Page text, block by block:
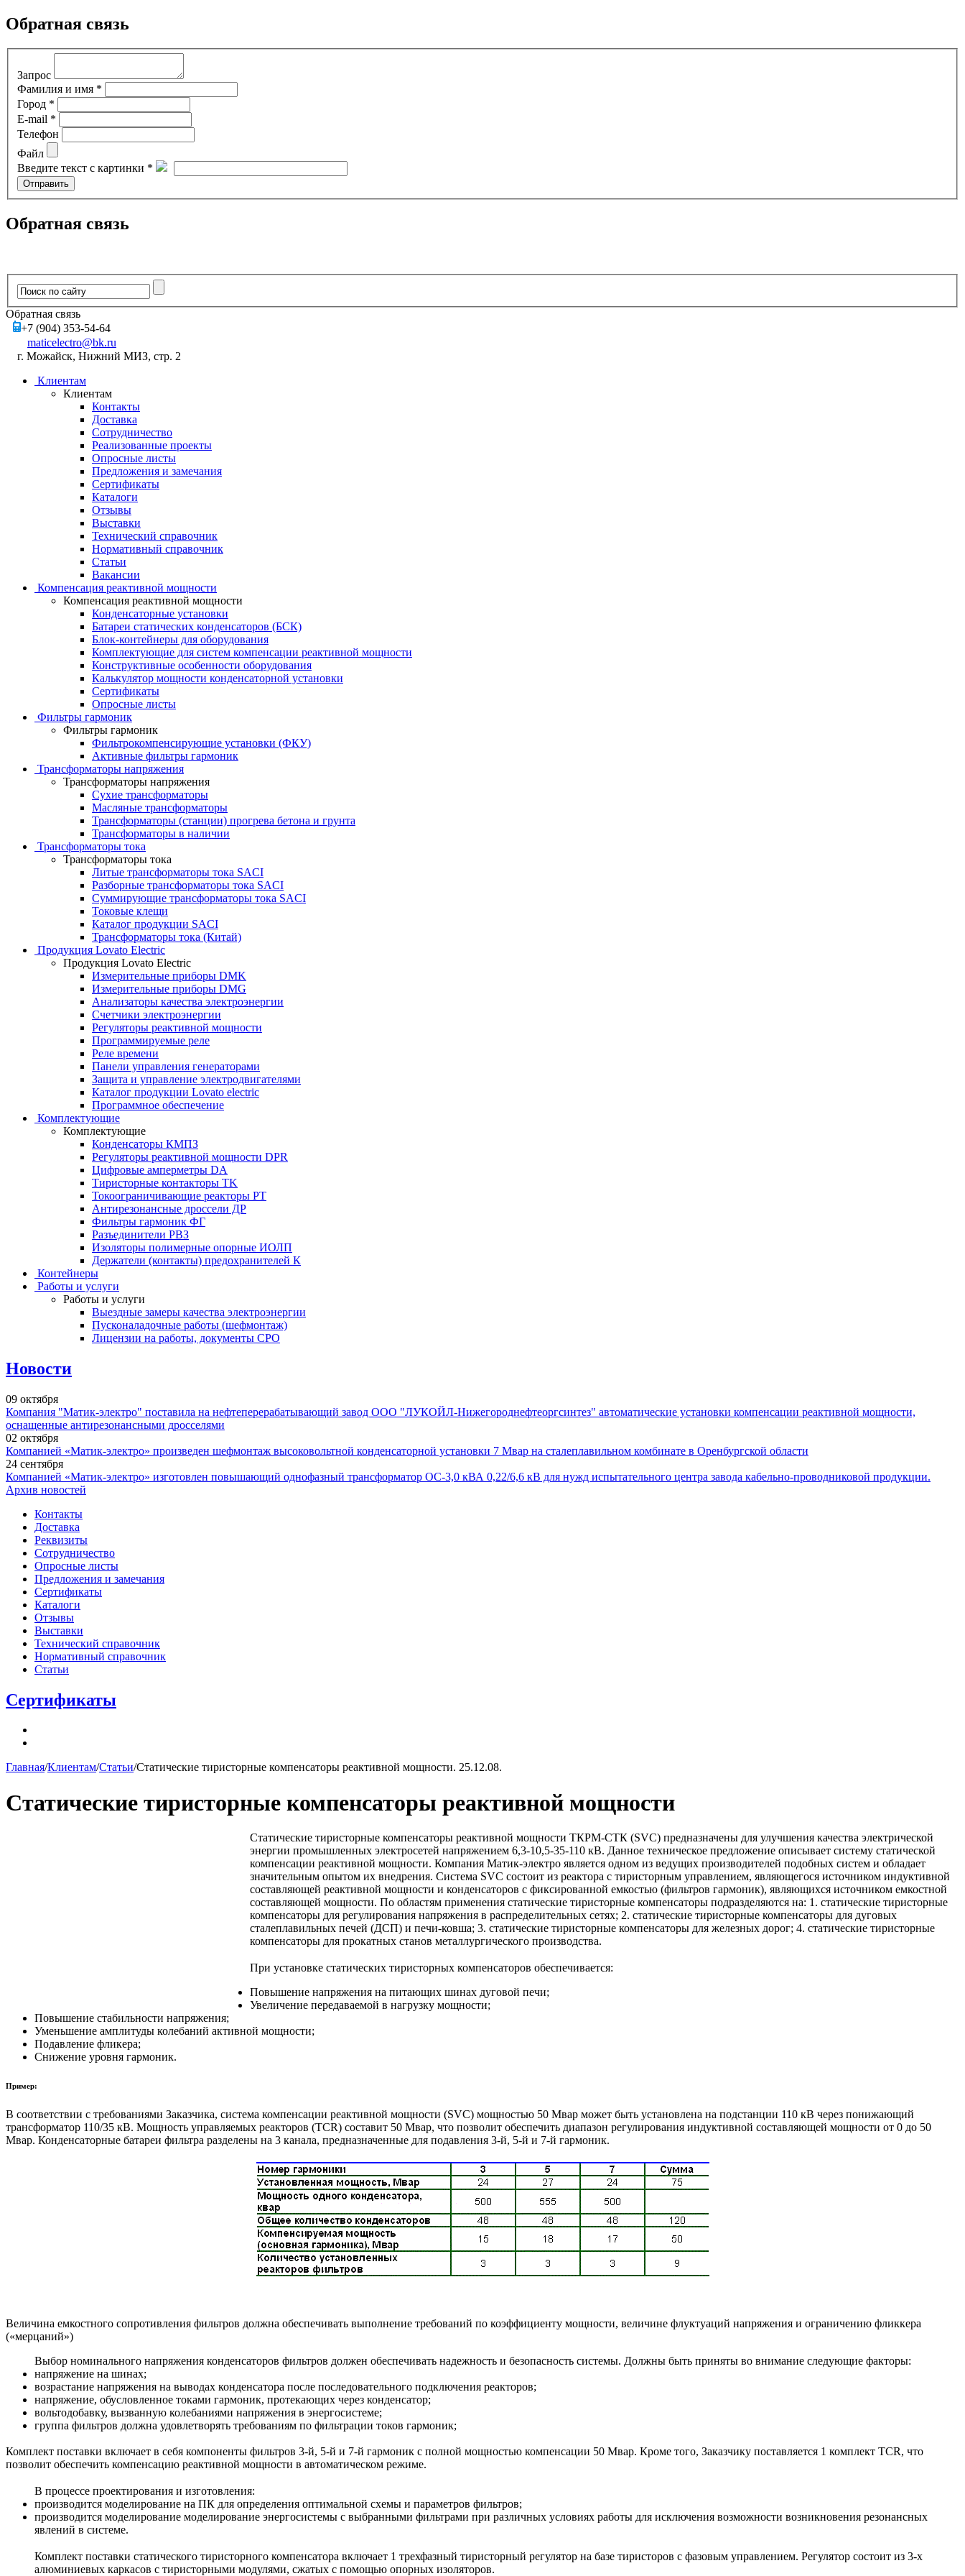
Обратная связь
Запрос
Фамилия и имя *
Город *
E-mail *
Телефон
Файл
Введите текст с картинки *
Обратная связь
Обратная связь
+7 (904) 353-54-64
maticelectro@bk.ru
г. Можайск, Нижний МИЗ, стр. 2
Клиентам
Клиентам
Контакты
Доставка
Сотрудничество
Реализованные проекты
Опросные листы
Предложения и замечания
Сертификаты
Каталоги
Отзывы
Выставки
Технический справочник
Нормативный справочник
Статьи
Вакансии
Компенсация реактивной мощности
Компенсация реактивной мощности
Конденсаторные установки
Батареи статических конденсаторов (БСК)
Блок-контейнеры для оборудования
Комплектующие для систем компенсации реактивной мощности
Конструктивные особенности оборудования
Калькулятор мощности конденсаторной установки
Сертификаты
Опросные листы
Фильтры гармоник
Фильтры гармоник
Фильтрокомпенсирующие установки (ФКУ)
Активные фильтры гармоник
Трансформаторы напряжения
Трансформаторы напряжения
Сухие трансформаторы
Масляные трансформаторы
Трансформаторы (станции) прогрева бетона и грунта
Трансформаторы в наличии
Трансформаторы тока
Трансформаторы тока
Литые трансформаторы тока SACI
Разборные трансформаторы тока SACI
Суммирующие трансформаторы тока SACI
Токовые клещи
Каталог продукции SACI
Трансформаторы тока (Китай)
Продукция Lovato Electric
Продукция Lovato Electric
Измерительные приборы DMK
Измерительные приборы DMG
Анализаторы качества электроэнергии
Счетчики электроэнергии
Регуляторы реактивной мощности
Программируемые реле
Реле времени
Панели управления генераторами
Защита и управление электродвигателями
Каталог продукции Lovato electric
Программное обеспечение
Комплектующие
Комплектующие
Конденсаторы КМПЗ
Регуляторы реактивной мощности DPR
Цифровые амперметры DA
Тиристорные контакторы TK
Токоограничивающие реакторы РТ
Антирезонансные дроссели ДР
Фильтры гармоник ФГ
Разъединители РВЗ
Изоляторы полимерные опорные ИОЛП
Держатели (контакты) предохранителей К
Контейнеры
Работы и услуги
Работы и услуги
Выездные замеры качества электроэнергии
Пусконаладочные работы (шефмонтаж)
Лицензии на работы, документы СРО
Новости
09 октября
Компания "Матик-электро" поставила на нефтеперерабатывающий завод ООО ­"ЛУКОЙЛ-Нижегороднефтеоргсинтез" автоматические установки компенсации реактивной мощности,
оснащенные антирезонансными дросселями
02 октября
Компанией «Матик-электро» произведен шефмонтаж высоковольтной конденсаторной установки 7 Мвар на сталеплавильном комбинате в Оренбургской области
24 сентября
Компанией «Матик-электро» изготовлен повышающий однофазный трансформатор ОС-3,0 кВА 0,22/6,6 кВ для нужд испытательного центра завода кабельно-проводниковой продукции.
Архив новостей
Контакты
Доставка
Реквизиты
Сотрудничество
Опросные листы
Предложения и замечания
Сертификаты
Каталоги
Отзывы
Выставки
Технический справочник
Нормативный справочник
Статьи
Сертификаты
Главная/Клиентам/Статьи/Статические тиристорные компенсаторы реактивной мощности. 25.12.08.
Статические тиристорные компенсаторы реактивной мощности
Статические тиристорные компенсаторы реактивной мощности ТКРМ-СТК (SVC) предназначены для улучшения качества электрической
энергии промышленных электросетей напряжением 6,3-10,5-35-110 кВ. Данное техническое предложение описывает систему статической
компенсации реактивной мощности. Компания Матик-электро является одном из ведущих производителей подобных систем и обладает
значительным опытом их внедрения. Система SVC состоит из реактора с тиристорным управлением, являющегося источником индуктивной
составляющей реактивной мощности и конденсаторов с фиксированной емкостью (фильтров гармоник), являющихся источником емкостной
составляющей мощности. По областям применения статические тиристорные компенсаторы подразделяются на: 1. статические тиристорные
компенсаторы для регулирования напряжения в распределительных сетях; 2. статические тиристорные компенсаторы для дуговых
сталеплавильных печей (ДСП) и печи-ковша; 3. статические тиристорные компенсаторы для железных дорог; 4. статические тиристорные
компенсаторы для прокатных станов металлургического производства.
При установке статических тиристорных компенсаторов обеспечивается:
Повышение напряжения на питающих шинах дуговой печи;
Увеличение передаваемой в нагрузку мощности;
Повышение стабильности напряжения;
Уменьшение амплитуды колебаний активной мощности;
Подавление фликера;
Снижение уровня гармоник.
Пример:
В соответствии с требованиями Заказчика, система компенсации реактивной мощности (SVC) мощностью 50 Мвар может быть установлена на подстанции 110 кВ через понижающий
трансформатор 110/35 кВ. Мощность управляемых реакторов (TCR) составит 50 Мвар, что позволит обеспечить диапазон регулирования индуктивной составляющей мощности от 0 до 50
Мвар. Конденсаторные батареи фильтра разделены на 3 канала, предназначенные для подавления 3-й, 5-й и 7-й гармоник.
Величина емкостного сопротивления фильтров должна обеспечивать выполнение требований по коэффициенту мощности, величине флуктуаций напряжения и ограничению фликкера
(«мерцаний»)
Выбор номинального напряжения конденсаторов фильтров должен обеспечивать надежность и безопасность системы. Должны быть приняты во внимание следующие факторы:
напряжение на шинах;
возрастание напряжения на выводах конденсатора после последовательного подключения реакторов;
напряжение, обусловленное токами гармоник, протекающих через конденсатор;
вольтодобавку, вызванную колебаниями напряжения в энергосистеме;
группа фильтров должна удовлетворять требованиям по фильтрации токов гармоник;
Комплект поставки включает в себя компоненты фильтров 3-й, 5-й и 7-й гармоник с полной мощностью компенсации 50 Мвар. Кроме того, Заказчику поставляется 1 комплект TCR, что
позволит обеспечить компенсацию реактивной мощности в автоматическом режиме.
В процессе проектирования и изготовления:
производится моделирование на ПК для определения оптимальной схемы и параметров фильтров;
производится моделирование моделирование энергосистемы с выбранными фильтрами при различных условиях работы для исключения возможности возникновения резонансных
явлений в системе.
Комплект поставки статического тиристорного компенсатора включает 1 трехфазный тиристорный регулятор на базе тиристоров с фазовым управлением. Регулятор состоит из 3-х
алюминиевых каркасов с тиристорными модулями, сжатых с помощью опорных изоляторов.